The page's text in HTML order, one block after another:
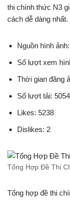
thi chính thức N3
cách dễ dàng nhất.
Nguồn hình
Số lượt xem
Thời gian đăng
Số lượt tải:
Likes: 5238
Dislikes: 2
Tổng Hợp Đề Thi
Tổng hợp đề thi